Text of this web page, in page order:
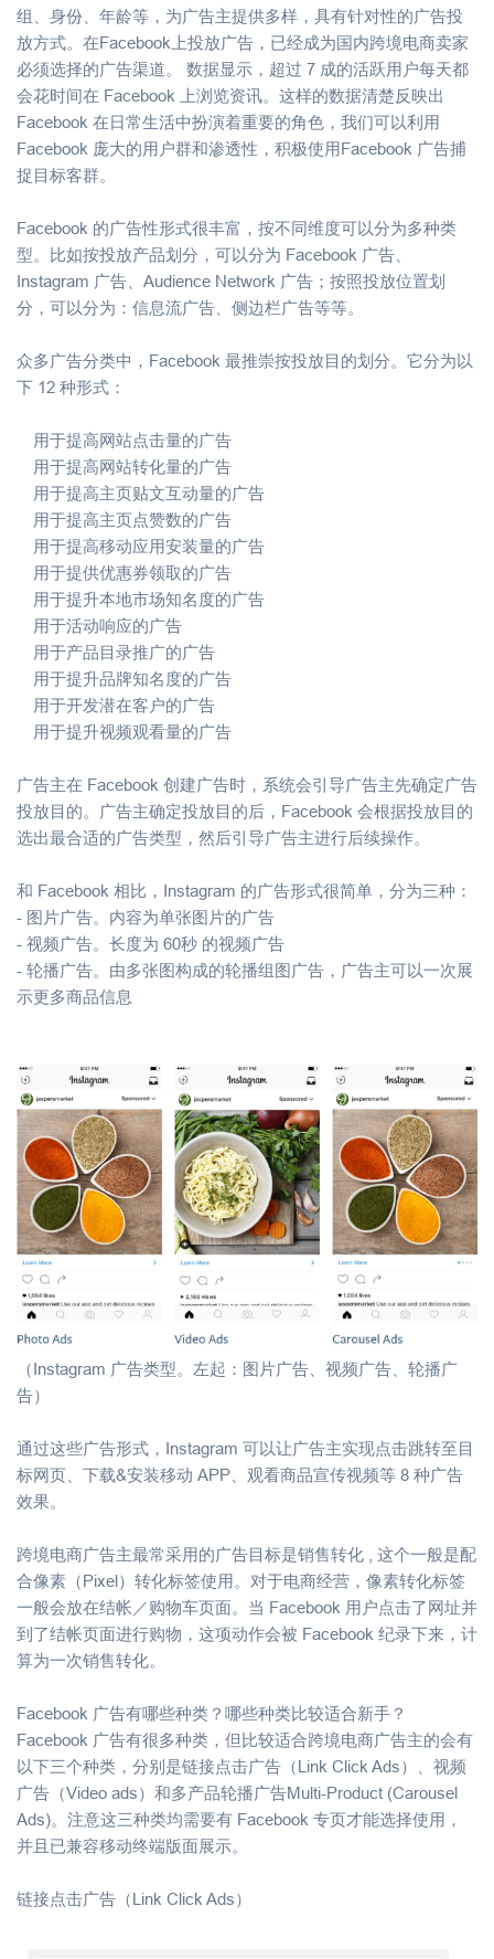
组、身份、年龄等，为广告主提供多样，具有针对性的广告投
放方式。在Facebook上投放广告，已经成为国内跨境电商卖家
必须选择的广告渠道。 数据显示，超过 7 成的活跃用户每天都
会花时间在 Facebook 上浏览资讯。这样的数据清楚反映出
Facebook 在日常生活中扮演着重要的角色，我们可以利用
Facebook 庞大的用户群和渗透性，积极使用Facebook 广告捕
捉目标客群。
Facebook 的广告性形式很丰富，按不同维度可以分为多种类
型。比如按投放产品划分，可以分为 Facebook 广告、
Instagram 广告、Audience Network 广告；按照投放位置划
分，可以分为：信息流广告、侧边栏广告等等。
众多广告分类中，Facebook 最推崇按投放目的划分。它分为以
下 12 种形式：
用于提高网站点击量的广告
用于提高网站转化量的广告
用于提高主页贴文互动量的广告
用于提高主页点赞数的广告
用于提高移动应用安装量的广告
用于提供优惠券领取的广告
用于提升本地市场知名度的广告
用于活动响应的广告
用于产品目录推广的广告
用于提升品牌知名度的广告
用于开发潜在客户的广告
用于提升视频观看量的广告
广告主在 Facebook 创建广告时，系统会引导广告主先确定广告
投放目的。广告主确定投放目的后，Facebook 会根据投放目的
选出最合适的广告类型，然后引导广告主进行后续操作。
和 Facebook 相比，Instagram 的广告形式很简单，分为三种：
- 图片广告。内容为单张图片的广告
- 视频广告。长度为 60秒 的视频广告
- 轮播广告。由多张图构成的轮播组图广告，广告主可以一次展
示更多商品信息
（Instagram 广告类型。左起：图片广告、视频广告、轮播广
告）
通过这些广告形式，Instagram 可以让广告主实现点击跳转至目
标网页、下载&安装移动 APP、观看商品宣传视频等 8 种广告
效果。
跨境电商广告主最常采用的广告目标是销售转化 , 这个一般是配
合像素（Pixel）转化标签使用。对于电商经营，像素转化标签
一般会放在结帐／购物车页面。当 Facebook 用户点击了网址并
到了结帐页面进行购物，这项动作会被 Facebook 纪录下来，计
算为一次销售转化。
Facebook 广告有哪些种类？哪些种类比较适合新手？
Facebook 广告有很多种类，但比较适合跨境电商广告主的会有
以下三个种类，分别是链接点击广告（Link Click Ads）、视频
广告（Video ads）和多产品轮播广告Multi-Product (Carousel
Ads)。注意这三种类均需要有 Facebook 专页才能选择使用，
并且已兼容移动终端版面展示。
链接点击广告（Link Click Ads）